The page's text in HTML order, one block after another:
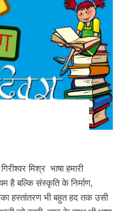
मिश्र भाषा हमारी
है बल्कि संस्कृति के निर्माण,
हस्तांतरण भी बहुत हद तक उसी